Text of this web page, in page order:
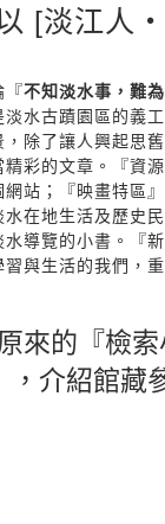
[淡江人
不知淡水事，難
淡水古蹟園區的義
，除了讓人興起思
精彩的文章。『資
網站；『映畫特區
水在地生活及歷史
水導覽的小書。『
習與生活的我們，
的『檢索
，介紹館藏